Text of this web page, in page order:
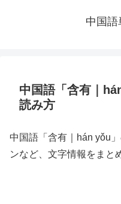
中国
中国語「含有｜
読み方
中国語「含有｜hán yǒu
ンなど、文字情報をまと